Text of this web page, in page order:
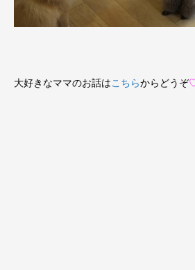
大好きなママのお話はこちらからどうぞ